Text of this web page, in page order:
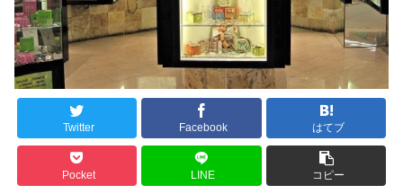
Twitter Facebook はてブ
Pocket LINE コピー